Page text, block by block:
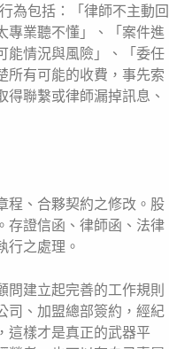
為包括：「律師不主動回
專業聽不懂」、「案件進
能情況與風險」、「委任
所有可能的收費，事先索
聯繫或律師漏掉訊息、
程、合夥契約之修改。股
存證信函、律師函、法律
行之處理。
建立起完善的工作規則
司、加盟總部簽約，經紀
這樣才是真正的武器平